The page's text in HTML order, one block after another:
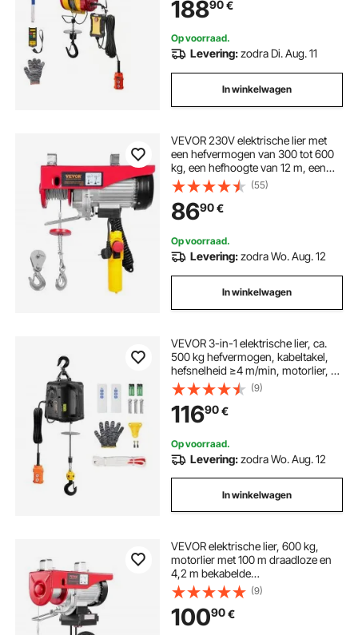
afstandsbediening voor fabriek,
magazijn en garage
18890€
Op voorraad.
Levering:zodra Di. Aug. 11
In winkelwagen
VEVOR 230V elektrische lier met
een hefvermogen van 300 tot 600
kg, een hefhoogte van 12 m, een
kabeltakel met motor van 1150 W en
een hefsnelheid van 10 m/min. Deze
lier is voorzien van een kabel en een
afstandsbediening.
(55)
8690€
Op voorraad.
Levering:zodra Wo. Aug. 12
In winkelwagen
VEVOR 3-in-1 elektrische lier, ca.
500 kg hefvermogen, kabeltakel,
hefsnelheid ≥4 m/min, motorlier, 7
m hefhoogte, 1500 W kabeltakel, 3
bedieningsmodi:
handmatig/bedraad/draadloos
(9)
11690€
Op voorraad.
Levering:zodra Wo. Aug. 12
In winkelwagen
VEVOR elektrische lier, 600 kg,
motorlier met 100 m draadloze en
4,2 m bekabelde
afstandsbediening, 12 m hefhoogte
met enkele kabel, enkele/dubbele
hijsbanden, hijsgereedschap voor
garage, magazijn, fabriek
(9)
10090€